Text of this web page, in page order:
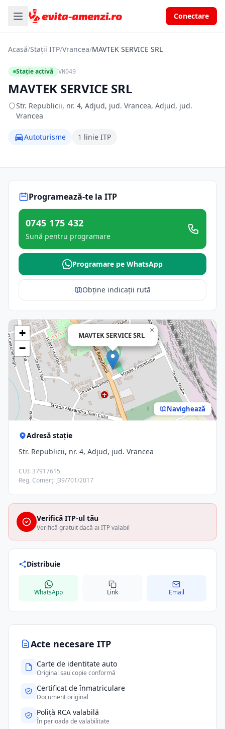
Conectare
Acasă/Stații ITP/Vrancea/MAVTEK SERVICE SRL
Stație activă VN049
MAVTEK SERVICE SRL
Str. Republicii, nr. 4, Adjud, jud. Vrancea, Adjud, jud.
Vrancea
Autoturisme 1 linie ITP
Acte necesare ITP
Carte de identitate auto
Original sau copie conformă
Certificat de înmatriculare
Document original
Poliță RCA valabilă
În perioada de valabilitate
Programează-te la ITP
0745 175 432
Sună pentru programare
Programare pe WhatsApp
Obține indicații rută
MAVTEK SERVICE SRL
×
+
−
Navighează
Adresă stație
Str. Republicii, nr. 4, Adjud, jud. Vrancea
CUI: 37917615
Reg. Comerț: J39/701/2017
Verifică ITP-ul tău
Verifică gratuit dacă ai ITP valabil
Distribuie
WhatsApp Link Email